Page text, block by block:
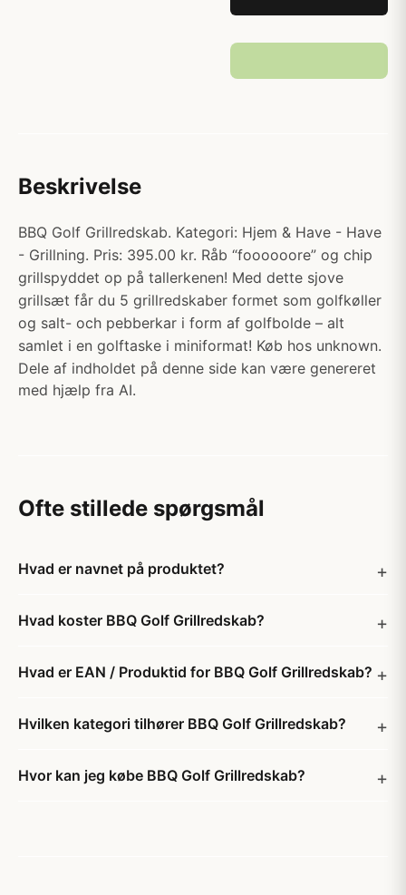
Beskrivelse
BBQ Golf Grillredskab. Kategori: Hjem & Have - Have
- Grillning. Pris: 395.00 kr. Råb “foooooore” og chip
grillspyddet op på tallerkenen! Med dette sjove
grillsæt får du 5 grillredskaber formet som golfkøller
og salt- och pebberkar i form af golfbolde – alt
samlet i en golftaske i miniformat! Køb hos unknown.
Dele af indholdet på denne side kan være genereret
med hjælp fra AI.
Ofte stillede spørgsmål
Hvad er navnet på produktet?
Hvad koster BBQ Golf Grillredskab?
Hvad er EAN / Produktid for BBQ Golf Grillredskab?
Hvilken kategori tilhører BBQ Golf Grillredskab?
Hvor kan jeg købe BBQ Golf Grillredskab?